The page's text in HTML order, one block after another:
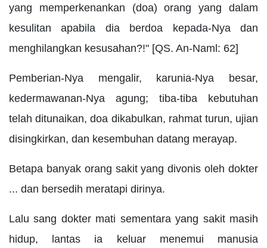
yang memperkenankan (doa) orang yang dalam
kesulitan apabila dia berdoa kepada-Nya dan
menghilangkan kesusahan?!" [QS. An-Naml: 62]
Pemberian-Nya mengalir, karunia-Nya besar,
kedermawanan-Nya agung; tiba-tiba kebutuhan
telah ditunaikan, doa dikabulkan, rahmat turun, ujian
disingkirkan, dan kesembuhan datang merayap.
Betapa banyak orang sakit yang divonis oleh dokter
... dan bersedih meratapi dirinya.
Lalu sang dokter mati sementara yang sakit masih
hidup, lantas ia keluar menemui manusia